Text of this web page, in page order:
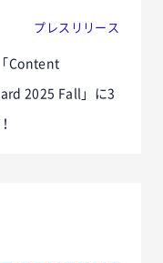
プレスリリース
Content
2025 Fall」に3